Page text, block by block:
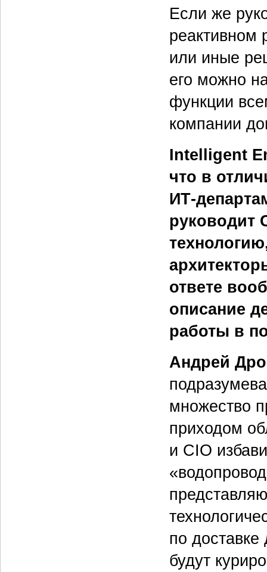
Если же
реактивном
или иные
его можно
функции
компании
Intelligent
что в
руководит
ответе
описание
работы в
Андрей
множество
приходом
и CIO
по
будут